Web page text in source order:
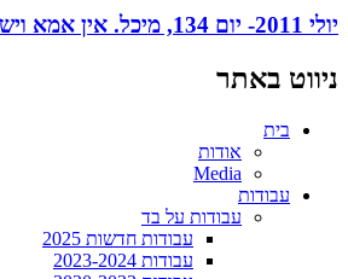
יולי 2011- יום 134, מיכל. אין אמא ויש הרבה.
ניווט באתר
בית
אודות
Media
עבודות
עבודות על בד
עבודות חדשות 2025
עבודות 2023-2024